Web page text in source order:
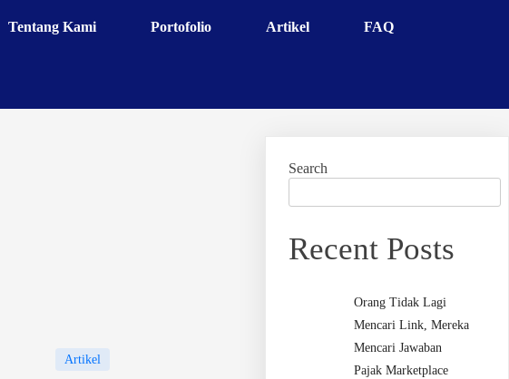
Tentang Kami Portofolio Artikel FAQ
Artikel
Search
Recent Posts
Orang Tidak Lagi
Mencari Link, Mereka
Mencari Jawaban
Pajak Marketplace